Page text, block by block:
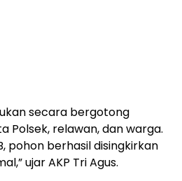
secara bergotong
Polsek, relawan, dan warga.
pohon berhasil disingkirkan
ujar AKP Tri Agus.